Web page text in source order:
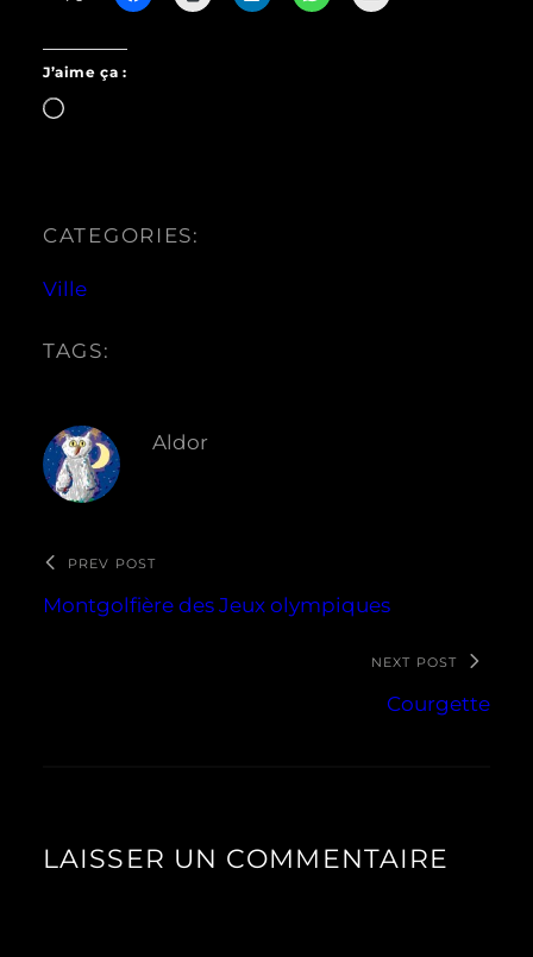
J’aime ça :
Chargement…
CATEGORIES:
Ville
TAGS:
Aldor
PREV POST
Montgolfière des Jeux olympiques
NEXT POST
Courgette
LAISSER UN COMMENTAIRE